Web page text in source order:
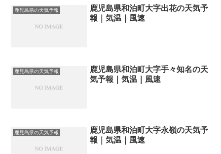
鹿児島県の天気予報
鹿児島県和泊町大字出花の天気予
報｜気温｜風速
鹿児島県の天気予報
鹿児島県和泊町大字手々知名の天
気予報｜気温｜風速
鹿児島県の天気予報
鹿児島県和泊町大字永嶺の天気予
報｜気温｜風速